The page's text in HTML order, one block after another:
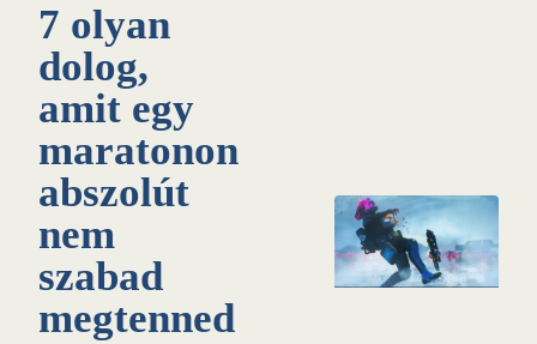
7 olyan
dolog,
amit egy
maratonon
abszolút
nem
szabad
megtenned